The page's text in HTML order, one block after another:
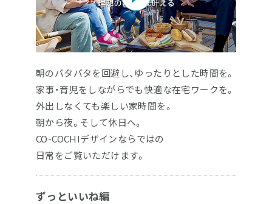
エリア限定商品
朝のバタバタを回避し、ゆったりとした時間を。
家事・育児をしながらでも快適な在宅ワークを。
外出しなくても楽しい家時間を。
朝から夜。そして休日へ。
CO-COCHIデザインならではの
日常をご覧いただけます。
ずっといいね編